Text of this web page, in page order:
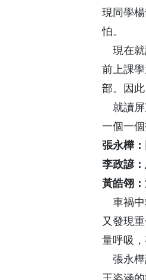
現同學
怕。
現在就
前上課
部。因
就讀屏
一個一
張永樺
李政諺
黃皓翎
車禍中
又發現
量呼吸
張永樺